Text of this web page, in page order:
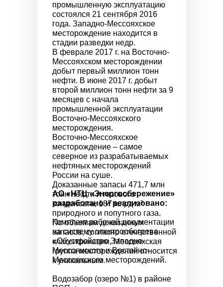
АО «НТЦ «Энергосбережение»
разработано и реализовано:
Комплект рабочей документации
на систему электрообогрева
«Обустройство Западно-
Мессояхского и Восточно-
Мессояхского месторождений.
Водозабор (озеро №1) в районе
промышленную эксплуатацию
состоялся 21 сентября 2016
года. Западно-Мессояхское
месторождение находится в
стадии разведки недр.
В феврале 2017 г. на Восточно-
Мессояхском месторождении
добыт первый миллион тонн
нефти. В июне 2017 г. добыт
второй миллион тонн нефти за 9
месяцев с начала
промышленной эксплуатации
Восточно-Мессояхского
месторождения.
Восточно-Мессояхское
месторождение – самое
северное из разрабатываемых
нефтяных месторождений
России на суше.
Доказанные запасы 471,7 млн
тонн нефти и газового
конденсата, 187 млрд м³
природного и попутного газа.
По объемам доказанных
запасов, согласно отечественной
классификации, Мессояхская
группа месторождений относится
к уникальным.